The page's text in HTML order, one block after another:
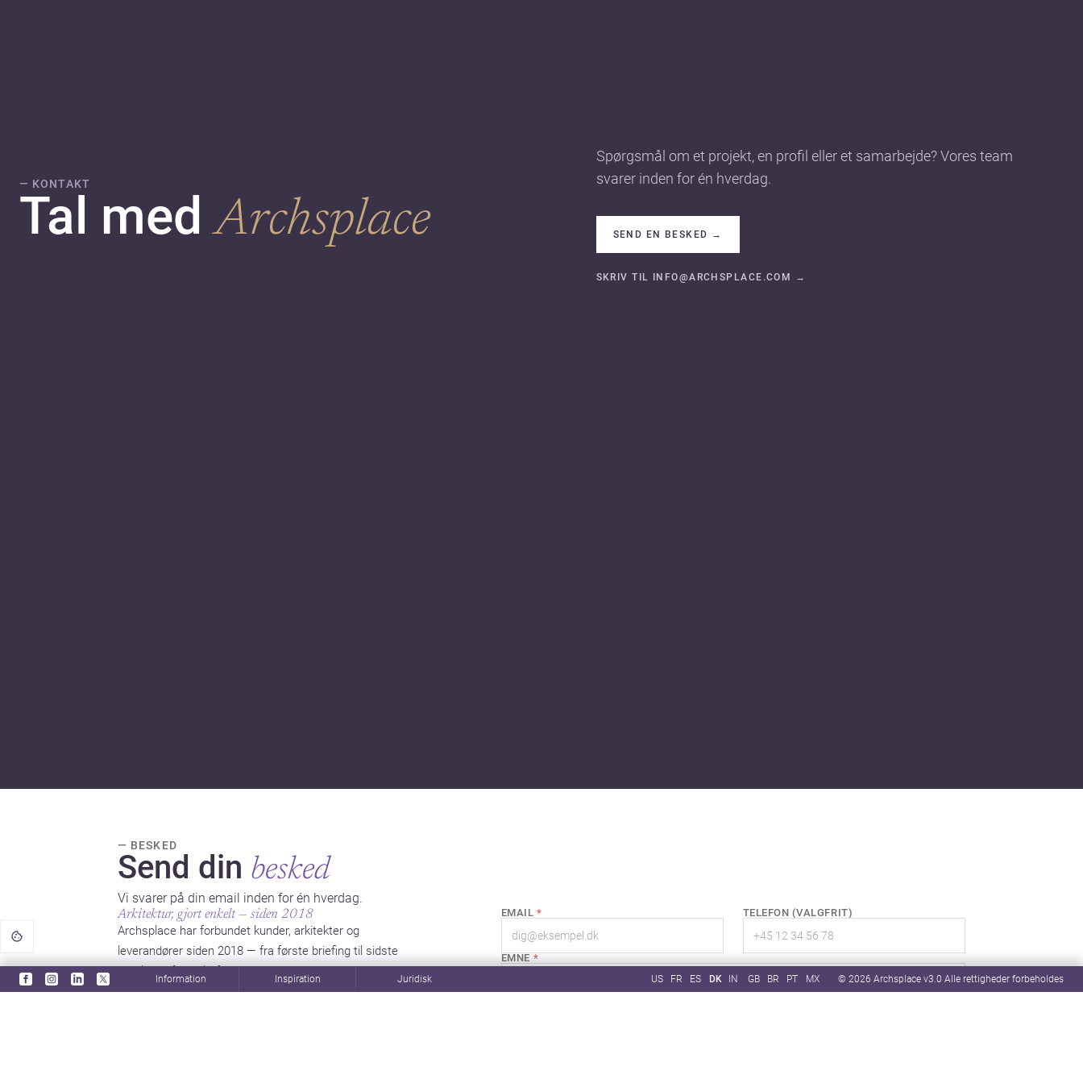
— KONTAKT
Tal med Archsplace
Spørgsmål om et projekt, en profil eller et samarbejde? Vores team
svarer inden for én hverdag.
SEND EN BESKED →
SKRIV TIL INFO@ARCHSPLACE.COM →
— BESKED
Send din besked
Vi svarer på din email inden for én hverdag.
Arkitektur, gjort enkelt — siden 2018
Archsplace har forbundet kunder, arkitekter og
leverandører siden 2018 — fra første briefing til sidste
betaling, på én platform.
EMAIL * TELEFON (VALGFRIT)
EMNE *
Information Inspiration Juridisk US FR ES DK IN GB BR PT MX © 2026 Archsplace v3.0 Alle rettigheder forbeholdes